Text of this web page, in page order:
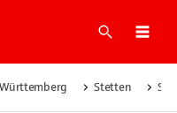
Suche
Stetten